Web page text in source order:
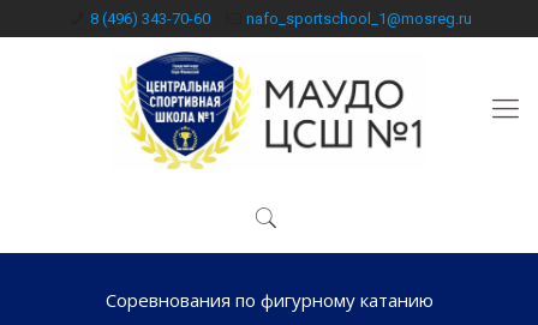
8 (496) 343-70-60 nafo_sportschool_1@mosreg.ru
Соревнования по фигурному катанию